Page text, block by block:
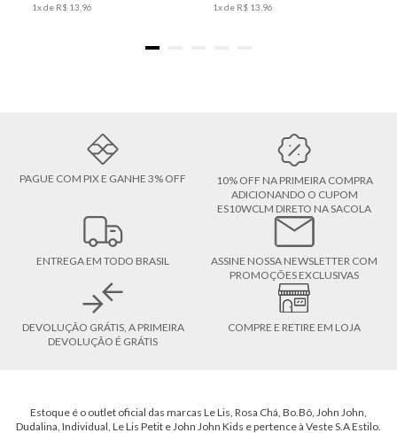
1x de R$ 13 96 1x de R$ 13 96
PAGUE COM PIX E GANHE 3% OFF
10% OFF NA PRIMEIRA COMPRA
ADICIONANDO O CUPOM
ES10WCLM DIRETO NA SACOLA
ENTREGA EM TODO BRASIL
ASSINE NOSSA NEWSLETTER COM
PROMOÇÕES EXCLUSIVAS
DEVOLUÇÃO GRÁTIS, A PRIMEIRA
DEVOLUÇÃO É GRÁTIS
COMPRE E RETIRE EM LOJA
Estoque é o outlet oficial das marcas Le Lis, Rosa Chá, Bo.Bô, John John,
Dudalina, Individual, Le Lis Petit e John John Kids e pertence à Veste S.A Estilo.